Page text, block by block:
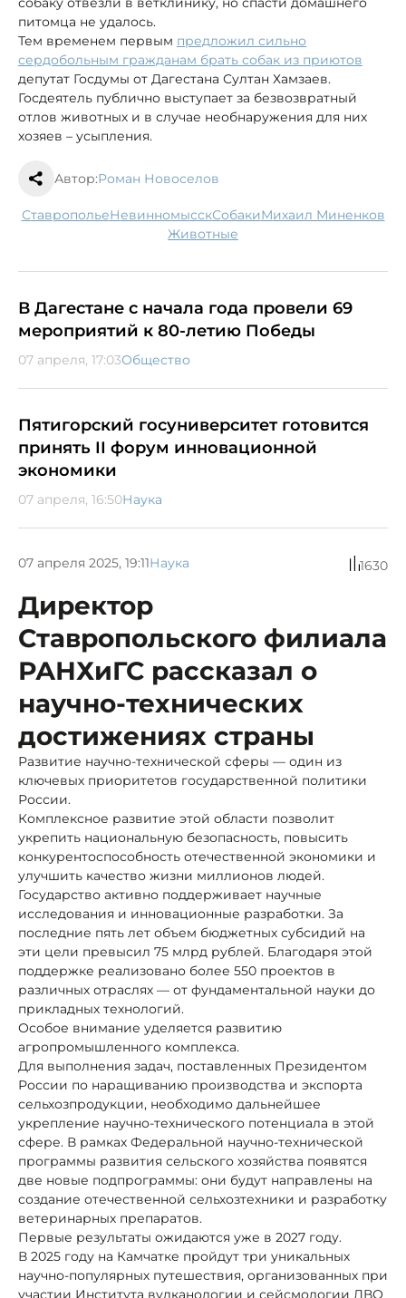
питомца не удалось.
Тем временем первым предложил сильно
сердобольным гражданам брать собак из приютов
депутат Госдумы от Дагестана Султан Хамзаев.
Госдеятель публично выступает за безвозвратный
отлов животных и в случае необнаружения для них
хозяев – усыпления.
Автор:Роман Новоселов
Ставрополье Невинномысск собаки
Михаил Миненков
животные
В Дагестане с начала года провели 69
мероприятий к 80-летию Победы
07 апреля, 17:03Общество
Пятигорский госуниверситет готовится
принять II форум инновационной
экономики
07 апреля, 16:50Наука
07 апреля 2025, 19:11Наука 1630
Директор
Ставропольского филиала
РАНХиГС рассказал о
научно-технических
достижениях страны
Развитие научно-технической сферы — один из
ключевых приоритетов государственной политики
России.
Комплексное развитие этой области позволит
укрепить национальную безопасность, повысить
конкурентоспособность отечественной экономики и
улучшить качество жизни миллионов людей.
Государство активно поддерживает научные
исследования и инновационные разработки. За
последние пять лет объем бюджетных субсидий на
эти цели превысил 75 млрд рублей. Благодаря этой
поддержке реализовано более 550 проектов в
различных отраслях — от фундаментальной науки до
прикладных технологий.
Особое внимание уделяется развитию
агропромышленного комплекса.
Для выполнения задач, поставленных Президентом
России по наращиванию производства и экспорта
сельхозпродукции, необходимо дальнейшее
укрепление научно-технического потенциала в этой
сфере. В рамках Федеральной научно-технической
программы развития сельского хозяйства появятся
две новые подпрограммы: они будут направлены на
создание отечественной сельхозтехники и разработку
ветеринарных препаратов.
Первые результаты ожидаются уже в 2027 году.
В 2025 году на Камчатке пройдут три уникальных
научно-популярных путешествия, организованных при
участии Института вулканологии и сейсмологии ДВО